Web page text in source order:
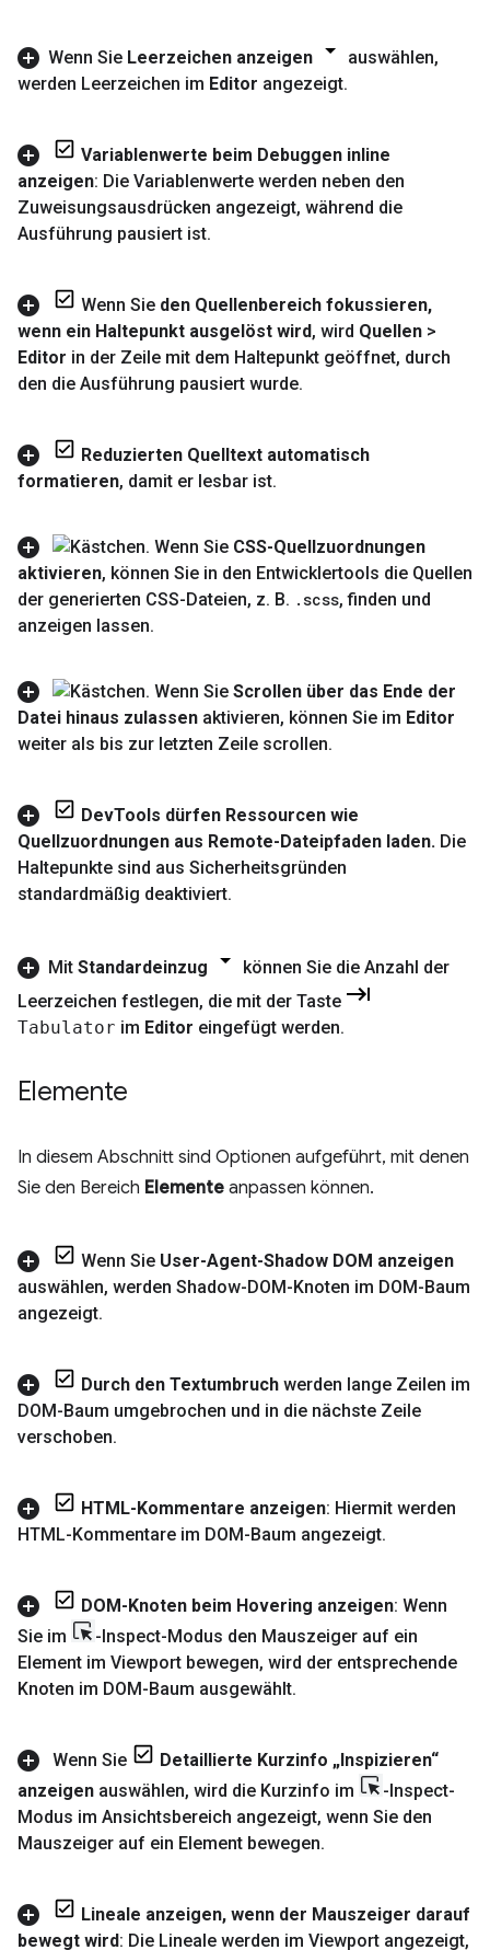
Wenn Sie Leerzeichen anzeigen auswählen,
werden Leerzeichen im Editor angezeigt.
Variablenwerte beim Debuggen inline
anzeigen: Die Variablenwerte werden neben den
Zuweisungsausdrücken angezeigt, während die
Ausführung pausiert ist.
Wenn Sie den Quellenbereich fokussieren,
wenn ein Haltepunkt ausgelöst wird, wird Quellen >
Editor in der Zeile mit dem Haltepunkt geöffnet, durch
den die Ausführung pausiert wurde.
Reduzierten Quelltext automatisch
formatieren, damit er lesbar ist.
Wenn Sie CSS-Quellzuordnungen
aktivieren, können Sie in den Entwicklertools die Quellen
der generierten CSS-Dateien, z. B. .scss, finden und
anzeigen lassen.
Wenn Sie Scrollen über das Ende der
Datei hinaus zulassen aktivieren, können Sie im Editor
weiter als bis zur letzten Zeile scrollen.
DevTools dürfen Ressourcen wie
Quellzuordnungen aus Remote-Dateipfaden laden. Die
Haltepunkte sind aus Sicherheitsgründen
standardmäßig deaktiviert.
Mit Standardeinzug
können Sie die Anzahl der
Leerzeichen festlegen, die mit der Taste
Tabulator im Editor eingefügt werden.
Elemente
In diesem Abschnitt sind Optionen aufgeführt, mit denen
Sie den Bereich Elemente anpassen können.
Wenn Sie User-Agent-Shadow DOM anzeigen
auswählen, werden Shadow-DOM-Knoten im DOM-Baum
angezeigt.
Durch den Textumbruch werden lange Zeilen im
DOM-Baum umgebrochen und in die nächste Zeile
verschoben.
HTML-Kommentare anzeigen: Hiermit werden
HTML-Kommentare im DOM-Baum angezeigt.
DOM-Knoten beim Hovering anzeigen: Wenn
Sie im
-Inspect-Modus den Mauszeiger auf ein
Element im Viewport bewegen, wird der entsprechende
Knoten im DOM-Baum ausgewählt.
Wenn Sie
Detaillierte Kurzinfo „Inspizieren“
anzeigen auswählen, wird die Kurzinfo im
-Inspect-
Modus im Ansichtsbereich angezeigt, wenn Sie den
Mauszeiger auf ein Element bewegen.
Lineale anzeigen, wenn der Mauszeiger darauf
bewegt wird: Die Lineale werden im Viewport angezeigt,